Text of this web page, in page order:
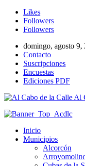
Likes
Followers
Followers
domingo, agosto 9,
Contacto
Suscripciones
Encuestas
Ediciones PDF
Al
Inicio
Municipios
Alcorcón